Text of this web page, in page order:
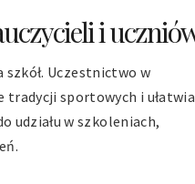
i
Uczestnictwo w
tradycji sportowych i ułatwia
udziału w szkoleniach,